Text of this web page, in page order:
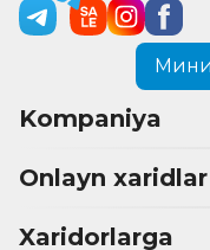
Kompaniya
Onlayn xaridlar
Xaridorlarga